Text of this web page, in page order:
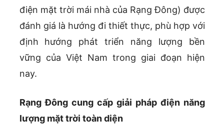
điện mặt trời mái nhà của Rạng Đông) được
đánh giá là hướng đi thiết thực, phù hợp với
định hướng phát triển năng lượng bền
vững của Việt Nam trong giai đoạn hiện
nay.
Rạng Đông cung cấp giải pháp điện năng
lượng mặt trời toàn diện